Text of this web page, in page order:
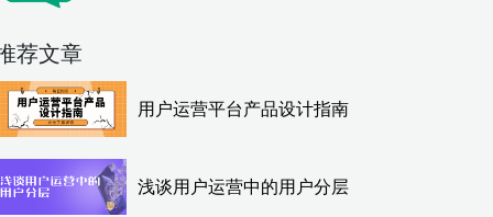
荐文章
用户运营平台产品设计指南
浅谈用户运营中的用户分层